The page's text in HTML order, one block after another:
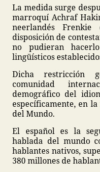
La medida surge
marroquí Achraf
neerlandés
disposición de
no pudieran
lingüísticos
Dicha restricción
comunidad
demográfico del
específicamente, en
del Mundo.
El español es la
hablada del mundo
hablantes nativos,
380 millones de